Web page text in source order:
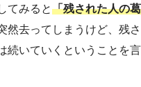
てみると「残された人の葛
然去ってしまうけど、残さ
続いていくということを言